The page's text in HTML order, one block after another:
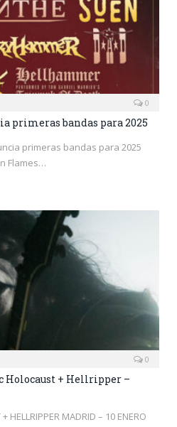
0
primeras bandas para 2025
primeras bandas para 2025
Flames…
0
Holocaust + Hellripper –
HELLRIPPER MADRID – 10 ENERO